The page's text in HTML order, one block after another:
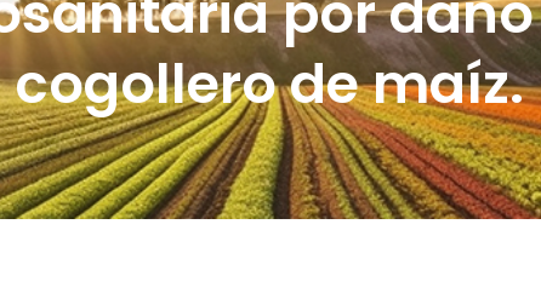
cogollero de maíz.